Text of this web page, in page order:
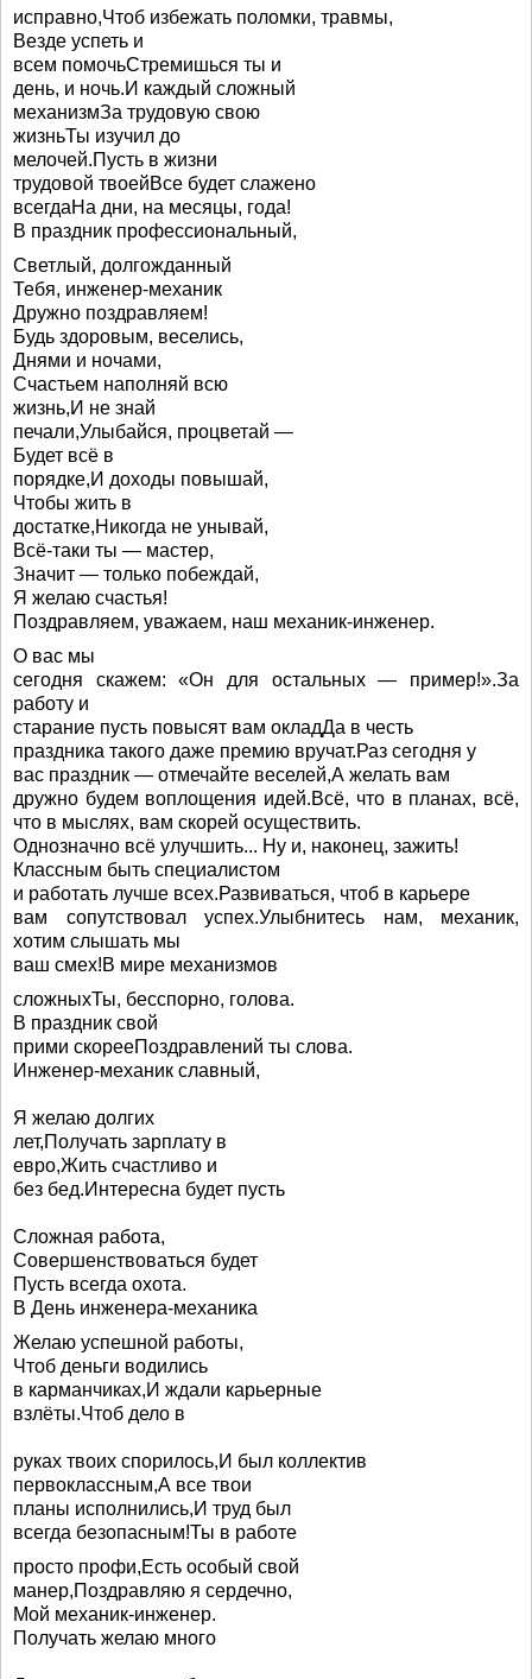
исправно,Чтоб избежать поломки, травмы,
Везде успеть и
всем помочьСтремишься ты и
день, и ночь.И каждый сложный
механизмЗа трудовую свою
жизньТы изучил до
мелочей.Пусть в жизни
трудовой твоейВсе будет слажено
всегдаНа дни, на месяцы, года!
В праздник профессиональный,
Светлый, долгожданный
Тебя, инженер-механик
Дружно поздравляем!
Будь здоровым, веселись,
Днями и ночами,
Счастьем наполняй всю
жизнь,И не знай
печали,Улыбайся, процветай —
Будет всё в
порядке,И доходы повышай,
Чтобы жить в
достатке,Никогда не унывай,
Всё-таки ты — мастер,
Значит — только побеждай,
Я желаю счастья!
Поздравляем, уважаем, наш механик-инженер.
О вас мы
сегодня скажем: «Он для остальных — пример!».За
работу и
старание пусть повысят вам окладДа в честь
праздника такого даже премию вручат.Раз сегодня у
вас праздник — отмечайте веселей,А желать вам
дружно будем воплощения идей.Всё, что в планах, всё,
что в мыслях, вам скорей осуществить.
Однозначно всё улучшить... Ну и, наконец, зажить!
Классным быть специалистом
и работать лучше всех.Развиваться, чтоб в карьере
вам сопутствовал успех.Улыбнитесь нам, механик,
хотим слышать мы
ваш смех!В мире механизмов
сложныхТы, бесспорно, голова.
В праздник свой
прими скорееПоздравлений ты слова.
Инженер-механик славный,
Я желаю долгих
лет,Получать зарплату в
евро,Жить счастливо и
без бед.Интересна будет пусть
Сложная работа,
Совершенствоваться будет
Пусть всегда охота.
В День инженера-механика
Желаю успешной работы,
Чтоб деньги водились
в карманчиках,И ждали карьерные
взлёты.Чтоб дело в
руках твоих спорилось,И был коллектив
первоклассным,А все твои
планы исполнились,И труд был
всегда безопасным!Ты в работе
просто профи,Есть особый свой
манер,Поздравляю я сердечно,
Мой механик-инженер.
Получать желаю много